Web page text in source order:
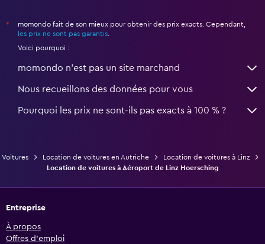
*
momondo fait de son mieux pour obtenir des prix exacts. Cependant,
les prix ne sont pas garantis.
Voici pourquoi :
momondo n'est pas un site marchand
Nous recueillons des données pour vous
Pourquoi les prix ne sont-ils pas exacts à 100 % ?
Voitures Location de voitures en Autriche
Location de voitures à Linz
Location de voitures à Aéroport de Linz Hoersching
Entreprise
À propos
Offres d’emploi